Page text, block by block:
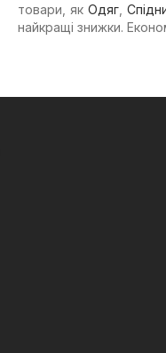
товари, якОдяг ,
найкращі знижки.